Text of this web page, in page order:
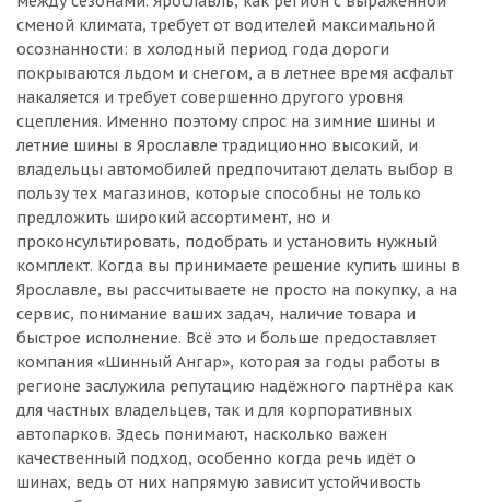
сменой климата, требует от водителей максимальной
осознанности: в холодный период года дороги
покрываются льдом и снегом, а в летнее время асфальт
накаляется и требует совершенно другого уровня
сцепления. Именно поэтому спрос на зимние шины и
летние шины в Ярославле традиционно высокий, и
владельцы автомобилей предпочитают делать выбор в
пользу тех магазинов, которые способны не только
предложить широкий ассортимент, но и
проконсультировать, подобрать и установить нужный
комплект. Когда вы принимаете решение купить шины в
Ярославле, вы рассчитываете не просто на покупку, а на
сервис, понимание ваших задач, наличие товара и
быстрое исполнение. Всё это и больше предоставляет
компания «Шинный Ангар», которая за годы работы в
регионе заслужила репутацию надёжного партнёра как
для частных владельцев, так и для корпоративных
автопарков. Здесь понимают, насколько важен
качественный подход, особенно когда речь идёт о
шинах, ведь от них напрямую зависит устойчивость